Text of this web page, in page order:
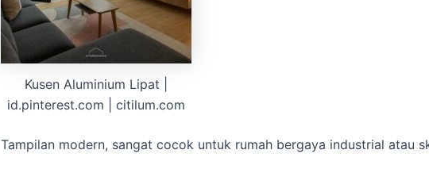
Kusen Aluminium Lipat |
id.pinterest.com | citilum.com
Tampilan modern, sangat cocok untuk rumah bergaya industrial atau